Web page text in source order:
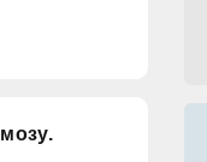
застуди.